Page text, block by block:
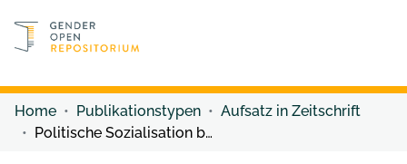
Discover content
Home Publikationstypen
Aufsatz in Zeitschrift
Politische Sozialisation bei Jungen und Mädchen : Kritik und Perspektiven der Forschung